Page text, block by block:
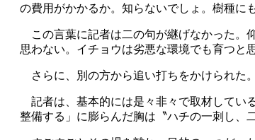
の費用がかかるか。知らないでしょ。樹種に
この言葉に記者は二の句が継げなかった。
思わない。イチョウは劣悪な環境でも育つと
さらに、別の方から追い打ちをかけられた
記者は、基本的には是々非々で取材してい
整備する」に膨らんだ胸は〝ハチの一刺し、